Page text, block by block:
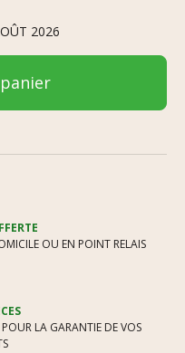
2026
OU EN POINT RELAIS
LA GARANTIE DE VOS